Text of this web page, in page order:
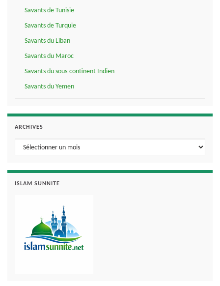
Savants de Tunisie
Savants de Turquie
Savants du Liban
Savants du Maroc
Savants du sous-continent Indien
Savants du Yemen
ARCHIVES
Archives
ISLAM SUNNITE